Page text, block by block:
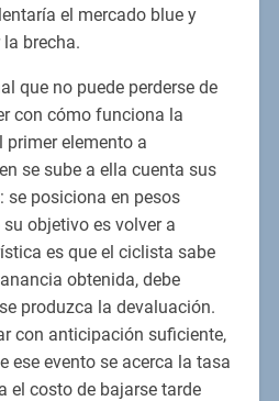
el mercado blue y
brecha.
que no puede perderse de
con cómo funciona la
primer elemento a
se sube a ella cuenta sus
se posiciona en pesos
objetivo es volver a
es que el ciclista sabe
obtenida, debe
produzca la devaluación.
con anticipación suficiente,
ese evento se acerca la tasa
el costo de bajarse tarde